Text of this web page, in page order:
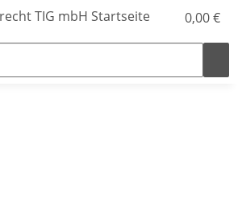
0,00 €